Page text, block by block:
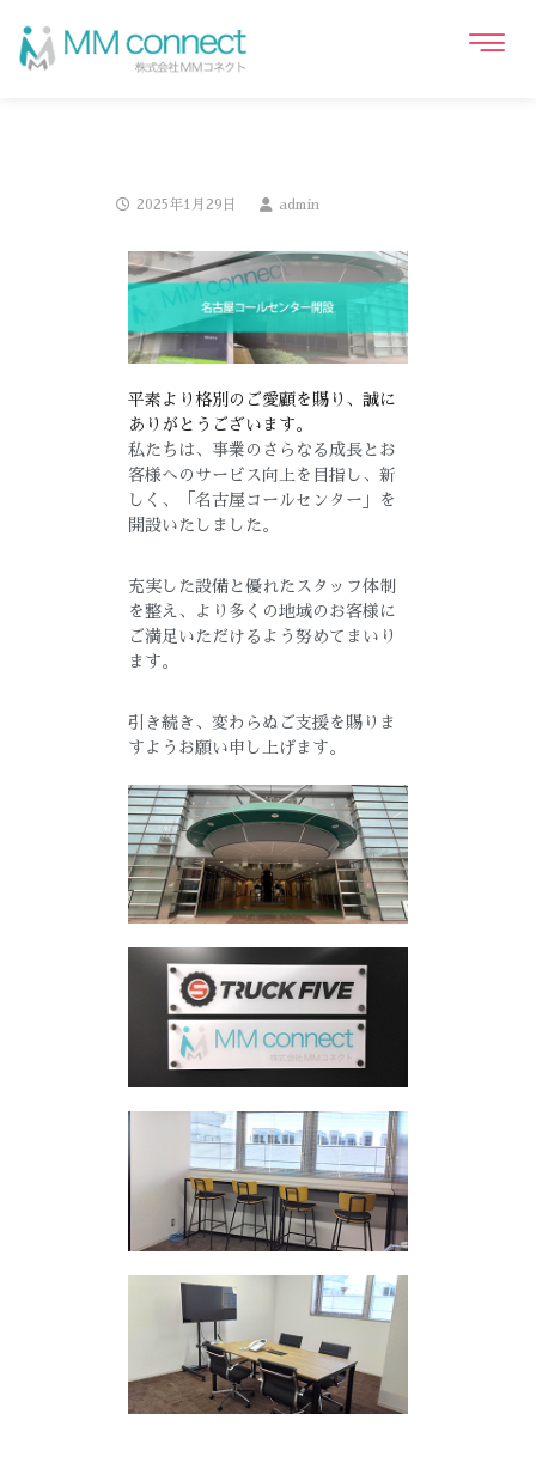
2025年1月29日 admin
平素より格別のご愛顧を賜り、誠に
ありがとうございます。
私たちは、事業のさらなる成長とお
客様へのサービス向上を目指し、新
しく、「名古屋コールセンター」を
開設いたしました。
充実した設備と優れたスタッフ体制
を整え、より多くの地域のお客様に
ご満足いただけるよう努めてまいり
ます。
引き続き、変わらぬご支援を賜りま
すようお願い申し上げます。